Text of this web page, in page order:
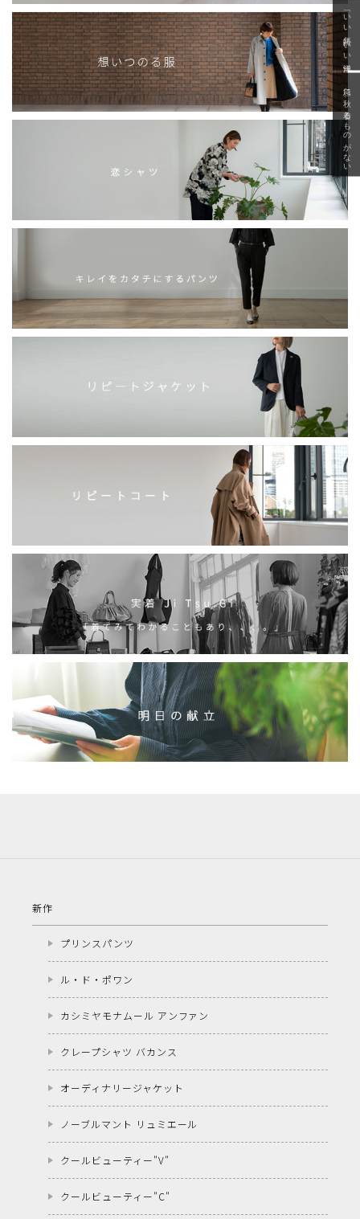
新作
プリンスパンツ
ル・ド・ポワン
カシミヤモナムール アンファン
クレープシャツ バカンス
オーディナリージャケット
ノーブルマント リュミエール
クールビューティー"V"
クールビューティー"C"
「いい年齢 いい洋服」
急に秋、着るものがない